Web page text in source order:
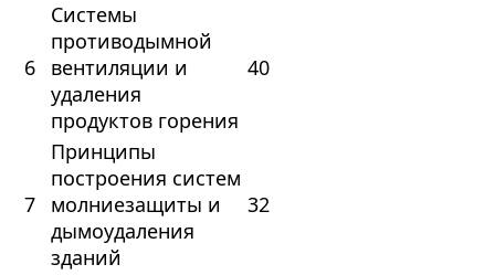
6
Системы
противодымной
вентиляции и
удаления
продуктов горения
40
7
Принципы
построения систем
молниезащиты и
дымоудаления
зданий
32